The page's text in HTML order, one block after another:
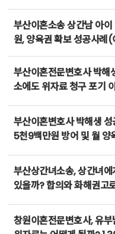
부산이혼소송 상간남 아
원, 양육권 확보 성공사례
부산이혼전문변호사 박해
소에도 위자료 청구 포기
부산이혼변호사 박해생
5천9백만원 방어 및 월 양
부산상간녀소송, 상간녀
있을까? 합의와 화해권고
창원이혼전문변호사, 유